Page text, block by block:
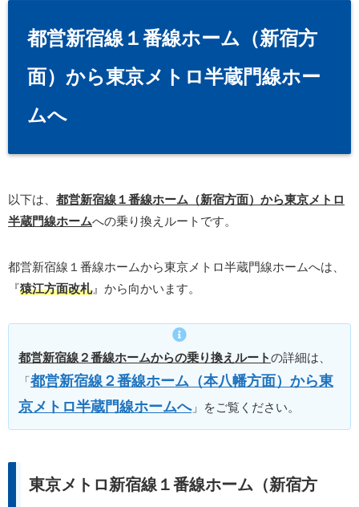
都営新宿線１番線ホーム（新宿方
面）から東京メトロ半蔵門線ホー
ムへ
以下は、 都営新宿線１番線ホーム（新宿方面）から東京メトロ
半蔵門線ホームへの乗り換えルートです。
都営新宿線１番線ホームから東京メトロ半蔵門線ホームへは、
『猿江方面改札』から向かいます。
都営新宿線２番線ホームからの乗り換えルートの詳細は、
「都営新宿線２番線ホーム（本八幡方面）から東
京メトロ半蔵門線ホームへ」をご覧ください。
東京メトロ新宿線１番線ホーム（新宿方